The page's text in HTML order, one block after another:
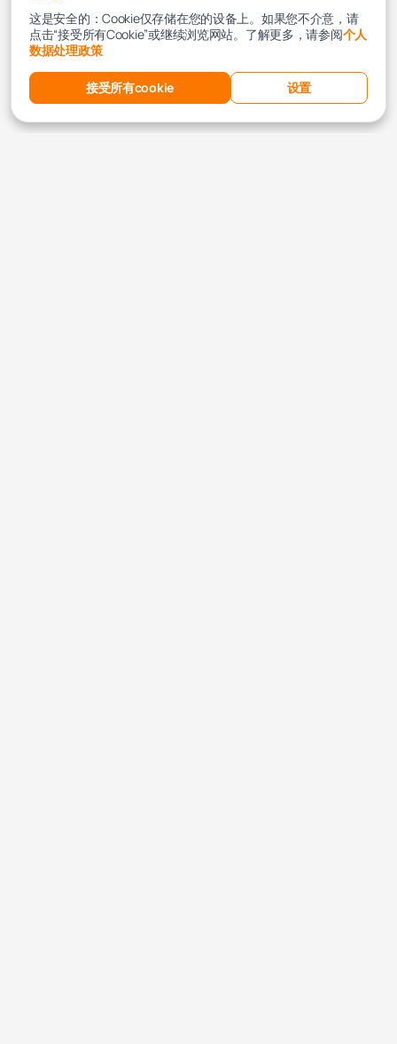
这是安全的：Cookie仅存储在您的设备上。如果您不介意，请
点击“接受所有Cookie”或继续浏览网站。了解更多，请参阅个人
数据处理政策
接受所有cookie 设置